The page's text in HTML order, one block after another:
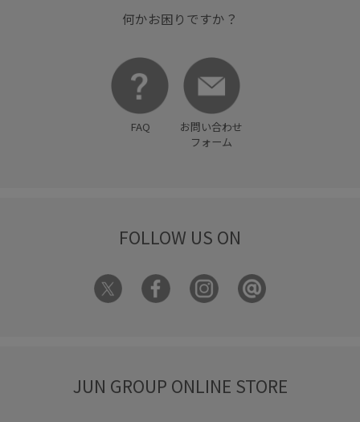
何かお困りですか？
FAQ
お問い合わせ
フォーム
FOLLOW US ON
JUN GROUP ONLINE STORE